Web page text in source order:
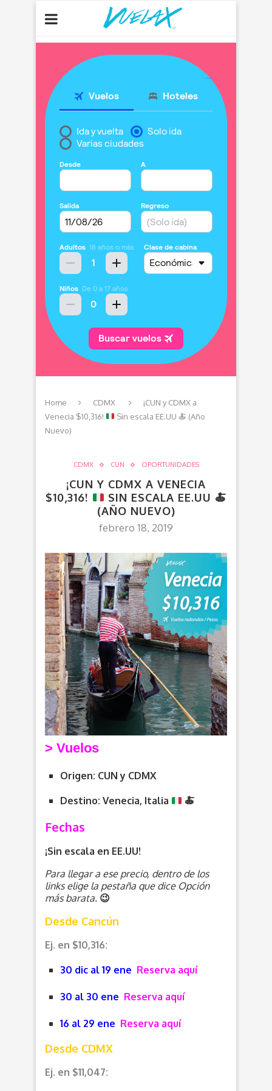
Home CDMX
¡CUN y CDMX a
Venecia $10,316!
Sin escala EE.UU 🍝 (Año
Nuevo)
CDMX CUN OPORTUNIDADES
¡CUN Y CDMX A VENECIA
$10,316!
SIN ESCALA EE.UU 🍝
(AÑO NUEVO)
febrero 18, 2019
> Vuelos
Origen: CUN y CDMX
Destino: Venecia, Italia 🍝
Fechas
¡Sin escala en EE.UU!
Para llegar a ese precio, dentro de los
links elige la pestaña que dice Opción
más barata. 😉
Desde Cancún
Ej. en $10,316:
30 dic al 19 ene Reserva aquí
30 al 30 ene Reserva aquí
16 al 29 ene Reserva aquí
Desde CDMX
Ej. en $11,047: